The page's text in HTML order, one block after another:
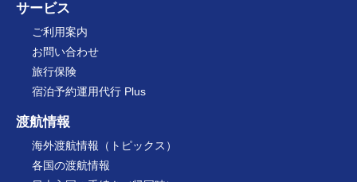
サービス
ご利用案内
お問い合わせ
旅行保険
宿泊予約運用代行 Plus
渡航情報
海外渡航情報（トピックス）
各国の渡航情報